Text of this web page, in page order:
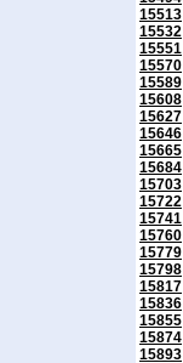
15513
15532
15551
15570
15589
15608
15627
15646
15665
15684
15703
15722
15741
15760
15779
15798
15817
15836
15855
15874
15893